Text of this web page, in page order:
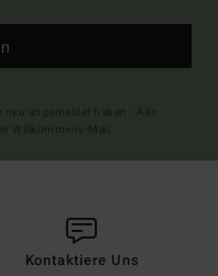
Kontaktiere Uns